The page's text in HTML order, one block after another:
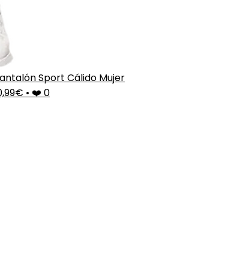
Sport Cálido Mujer
• ❤️ 0